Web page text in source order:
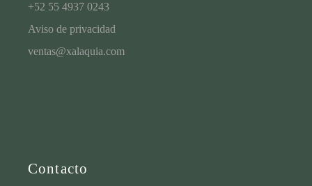
+52 55 4937 0243
Aviso de privacidad
ventas@xalaquia.com
Contacto